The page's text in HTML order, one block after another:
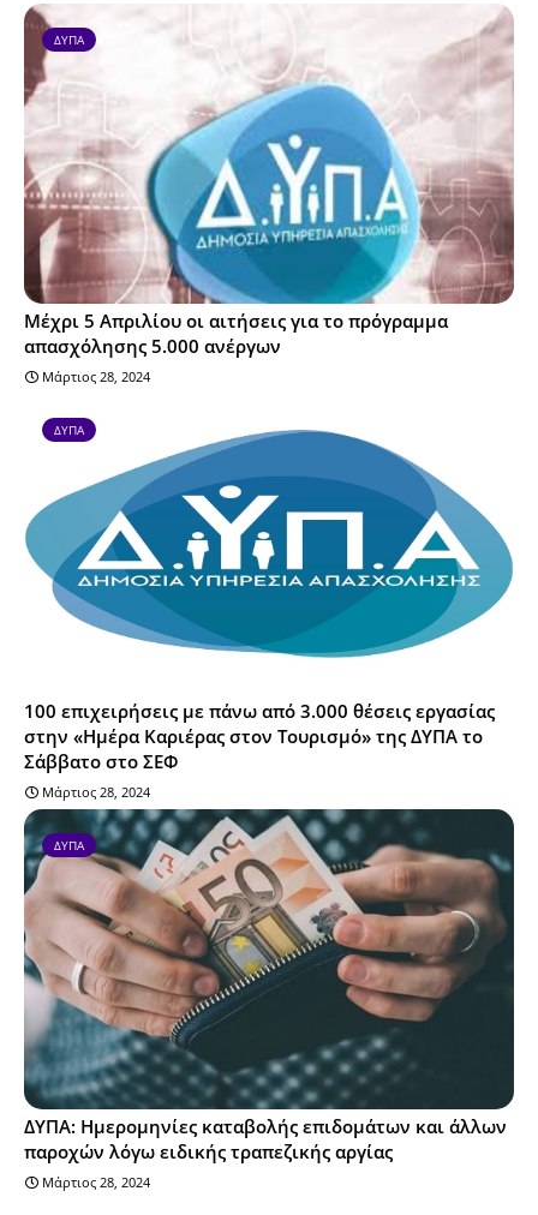
ΔΥΠΑ
Μέχρι 5 Απριλίου οι αιτήσεις για το πρόγραμμα
απασχόλησης 5.000 ανέργων
Μάρτιος 28, 2024
ΔΥΠΑ
100 επιχειρήσεις με πάνω από 3.000 θέσεις εργασίας
στην «Ημέρα Καριέρας στον Τουρισμό» της ΔΥΠΑ το
Σάββατο στο ΣΕΦ
Μάρτιος 28, 2024
ΔΥΠΑ
ΔΥΠΑ: Ημερομηνίες καταβολής επιδομάτων και άλλων
παροχών λόγω ειδικής τραπεζικής αργίας
Μάρτιος 28, 2024